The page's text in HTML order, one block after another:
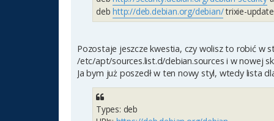
debhttp://deb.debian.org/debian/trixie-
Pozostaje jeszcze kwestia, czy wolisz to robić w
/etc/apt/sources.list.d/debian.sources i w nowej
Ja bym już poszedł w ten nowy styl, wtedy lista
Types: deb